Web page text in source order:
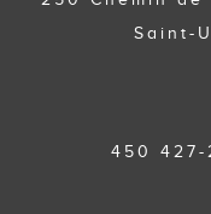
Saint-
450 427-